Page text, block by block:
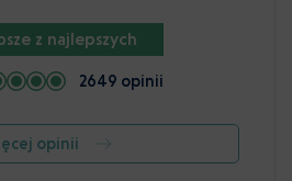
z najlepszych
2649 opinii
opinii